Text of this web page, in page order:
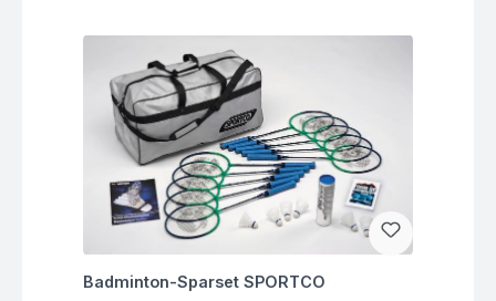
Fragen zum Artikel
Badminton-Sparset SPORTCO